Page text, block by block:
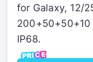
for Galaxy, 12/
IP68.